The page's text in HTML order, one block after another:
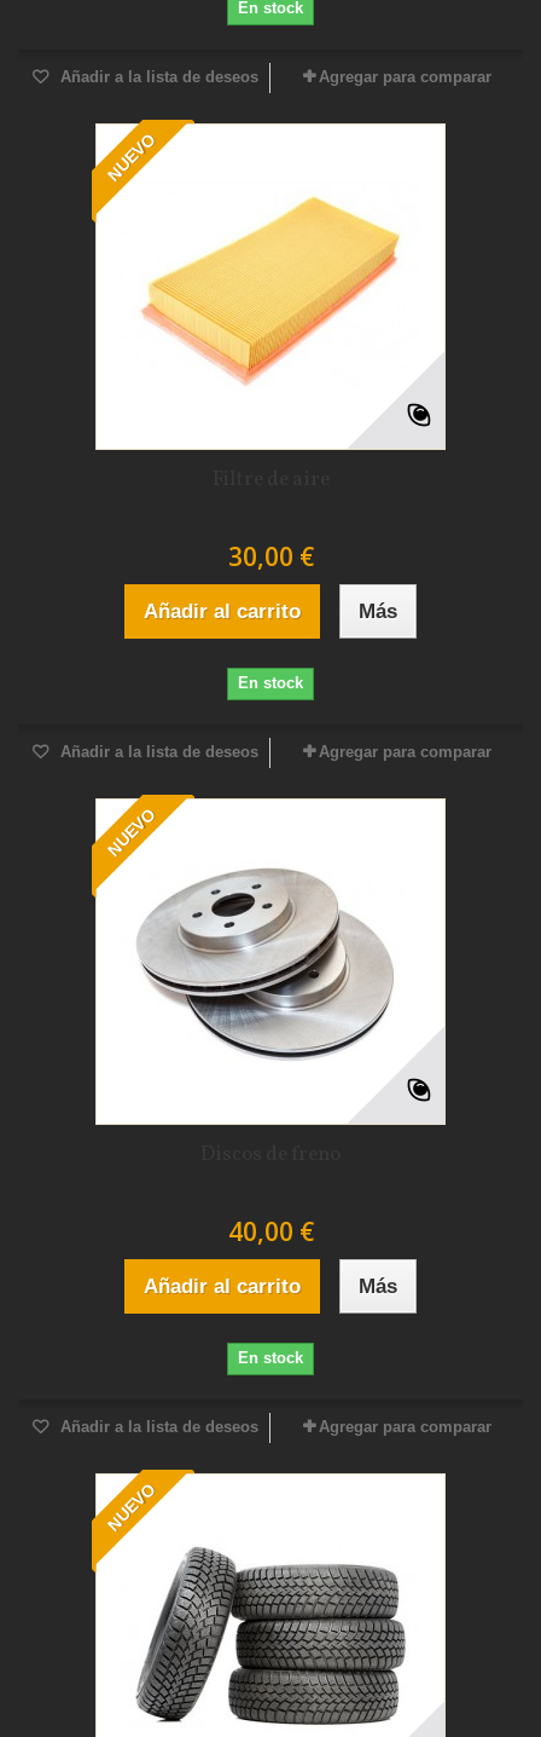
En stock
Añadir a la lista de deseos Agregar para comparar
NUEVO
30,00 €
Añadir al carrito Más
En stock
Añadir a la lista de deseos Agregar para comparar
NUEVO
40,00 €
Añadir al carrito Más
En stock
Añadir a la lista de deseos Agregar para comparar
NUEVO